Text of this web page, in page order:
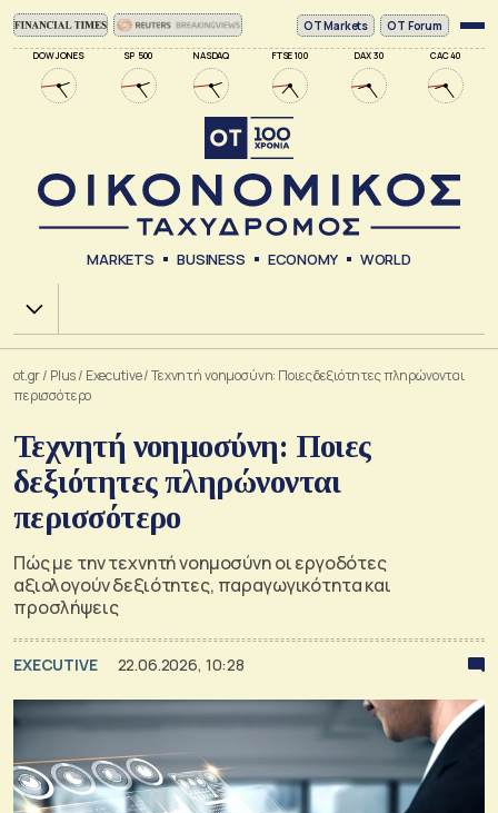
DOW JONES SP 500 NASDAQ FTSE 100 DAX 30 CAC 40
ΟΤ Markets OT Forum
MARKETS BUSINESS ECONOMY WORLD
Χ.Α.
ot.gr/ Plus/ Executive/Τεχνητή νοημοσύνη: Ποιες δεξιότητες πληρώνονται
περισσότερο
Τεχνητή νοημοσύνη: Ποιες
δεξιότητες πληρώνονται
περισσότερο
Πώς με την τεχνητή νοημοσύνη οι εργοδότες
αξιολογούν δεξιότητες, παραγωγικότητα και
προσλήψεις
EXECUTIVE 22.06.2026, 10:28